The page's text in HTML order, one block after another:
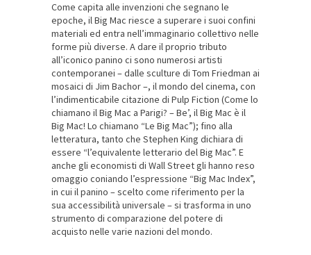
Come capita alle invenzioni che segnano le
epoche, il Big Mac riesce a superare i suoi confini
materiali ed entra nell’immaginario collettivo nelle
forme più diverse. A dare il proprio tributo
all’iconico panino ci sono numerosi artisti
contemporanei – dalle sculture di Tom Friedman ai
mosaici di Jim Bachor –, il mondo del cinema, con
l’indimenticabile citazione di Pulp Fiction (Come lo
chiamano il Big Mac a Parigi? – Be’, il Big Mac è il
Big Mac! Lo chiamano “Le Big Mac”); fino alla
letteratura, tanto che Stephen King dichiara di
essere “l’equivalente letterario del Big Mac”. E
anche gli economisti di Wall Street gli hanno reso
omaggio coniando l’espressione “Big Mac Index”,
in cui il panino – scelto come riferimento per la
sua accessibilità universale – si trasforma in uno
strumento di comparazione del potere di
acquisto nelle varie nazioni del mondo.